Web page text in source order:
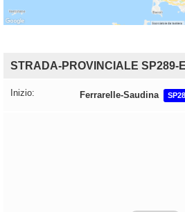
STRADA-PROVINCIALE SP289-
Inizio: Ferrarelle-Saudina